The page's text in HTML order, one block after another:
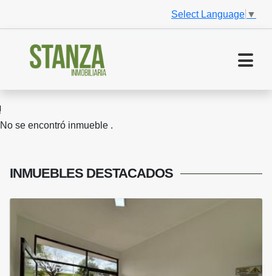
Select Language ▼
No se encontró inmueble .
INMUEBLES DESTACADOS